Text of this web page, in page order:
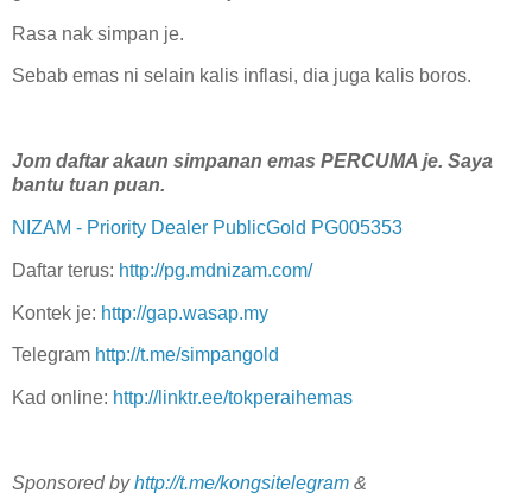
Rasa nak simpan je.
Sebab emas ni selain kalis inflasi, dia juga kalis boros.
Jom daftar akaun simpanan emas PERCUMA je. Saya
bantu tuan puan.
NIZAM - Priority Dealer PublicGold PG005353
Daftar terus: http://pg.mdnizam.com/
Kontek je: http://gap.wasap.my
Telegram http://t.me/simpangold
Kad online: http://linktr.ee/tokperaihemas
Sponsored byhttp://t.me/kongsitelegram &